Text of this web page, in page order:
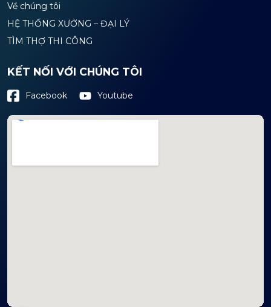
Về chúng tôi
HỆ THỐNG XƯỞNG – ĐẠI LÝ
TÌM THỢ THI CÔNG
KẾT NỐI VỚI CHÚNG TÔI
Facebook Youtube